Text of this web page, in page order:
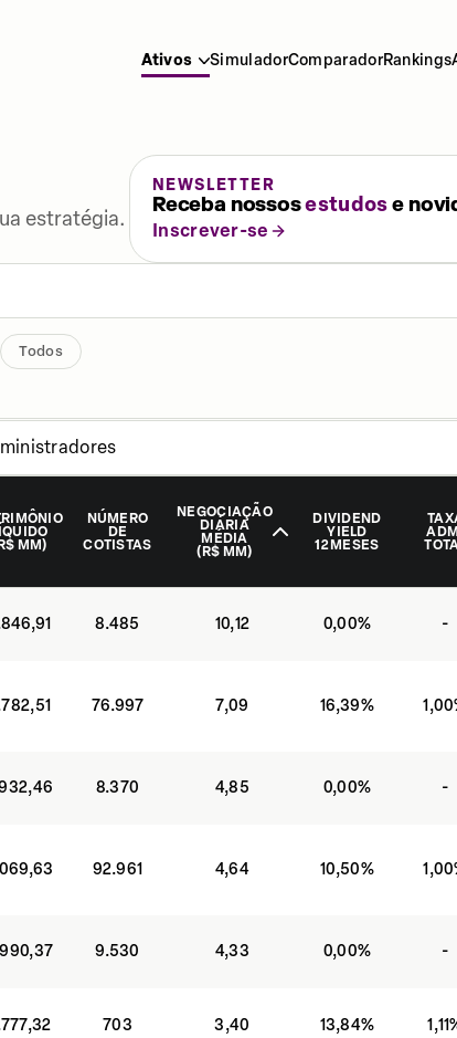
Ativos SimuladorComparadorRankings
estratégia.
NEWSLETTER
Receba nossosestudose
Inscrever-se
Todos
R$ MM)
NÚMERO
DE
COTISTAS
NEGOCIAÇÃO
DIÁRIA
MÉDIA
(R$ MM)
DIVIDEND
YIELD
12 MESES
8.485 10,12 0,00% -
76.997 7,09 16,39%
8.370 4,85 0,00% -
92.961 4,64 10,50%
9.530 4,33 0,00% -
703 3,40 13,84%